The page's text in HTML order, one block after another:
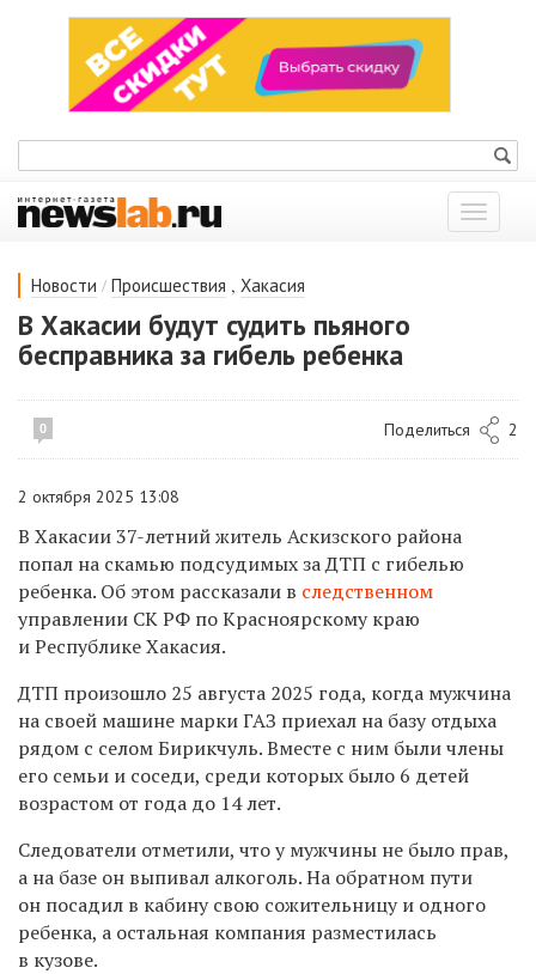
Показать
меню
Новости / Происшествия , Хакасия
В Хакасии будут судить пьяного
бесправника за гибель ребенка
0 Поделиться 2
2 октября 2025 13:08
В Хакасии 37-летний житель Аскизского района
попал на скамью подсудимых за ДТП с гибелью
ребенка. Об этом рассказали в следственном
управлении СК РФ по Красноярскому краю
и Республике Хакасия.
ДТП произошло 25 августа 2025 года, когда мужчина
на своей машине марки ГАЗ приехал на базу отдыха
рядом с селом Бирикчуль. Вместе с ним были члены
его семьи и соседи, среди которых было 6 детей
возрастом от года до 14 лет.
Следователи отметили, что у мужчины не было прав,
а на базе он выпивал алкоголь.На обратном пути
он посадил в кабину свою сожительницу и одного
ребенка, а остальная компания разместилась
в кузове.